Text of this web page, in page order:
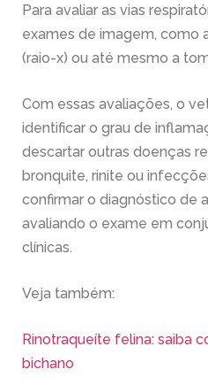
Para avaliar as vias
exames de imagem, como
(raio-x) ou até mesmo a
Com essas avaliações, o
identificar o grau de
descartar outras doenças
bronquite, rinite ou
confirmar o diagnóstico de
avaliando o exame em
clínicas.
Veja também:
Rinotraqueíte felina: saiba
bichano